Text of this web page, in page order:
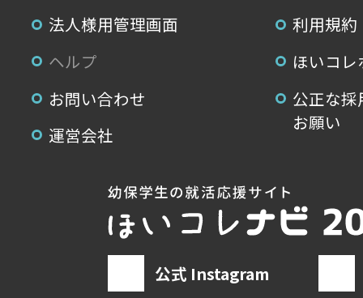
法人様用管理画面
利用規約
ヘルプ
ほいコ
お問い合わせ
公正な
お願い
運営会社
公式 Instagram